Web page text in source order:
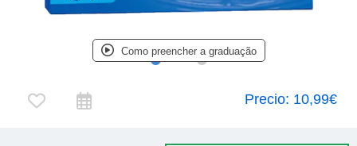
Como preencher a graduação
Precio: 10,99€